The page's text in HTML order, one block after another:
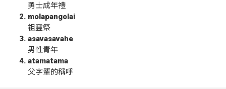
勇士成年禮
molapangolai
祖靈祭
asavasavahe
男性青年
atamatama
父字輩的稱呼